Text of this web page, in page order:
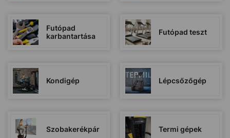
Futópad
karbantartása
Futópad teszt
Kondigép Lépcsőzőgép
Szobakerékpár Termi gépek